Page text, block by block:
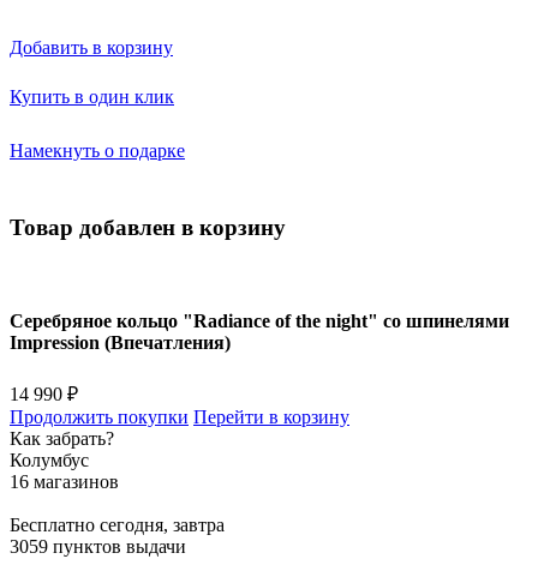
Добавить в корзину
Купить в один клик
Намекнуть о подарке
Товар добавлен в корзину
Серебряное кольцо "Radiance of the night" со шпинелями
Impression (Впечатления)
14 990 ₽
Продолжить покупки Перейти в корзину
Как забрать?
Колумбус
16 магазинов
Бесплатно сегодня, завтра
3059 пунктов выдачи